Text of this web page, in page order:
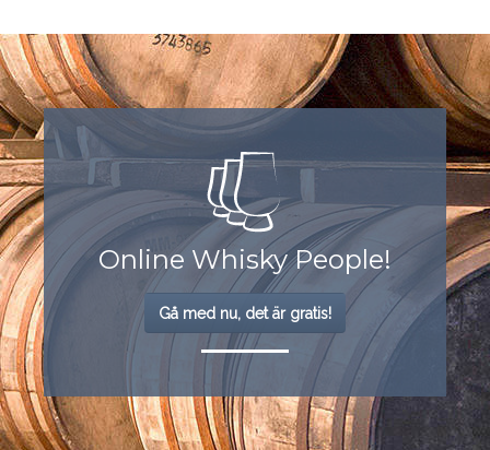
Online Whisky People!
Gå med nu, det är gratis!